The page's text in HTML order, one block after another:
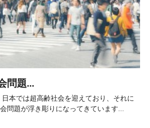
問題...
本では超高齢社会を迎えており、それに
問題が浮き彫りになってきています...